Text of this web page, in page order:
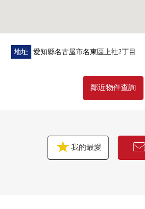
■ 在找想要的家方面給予幫助的
房屋的詳細、需討論是如感興趣,歡迎
地址 愛知縣名古屋市名東區上社2丁目
鄰近物件查詢
我的最愛